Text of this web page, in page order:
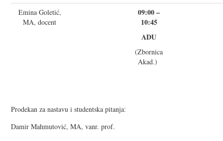
Emina Goletić,
MA, docent
09:00 –
10:45
ADU
(Zbornica
Akad.)
Prodekan za nastavu i studentska pitanja:
Damir Mahmutović, MA, vanr. prof.